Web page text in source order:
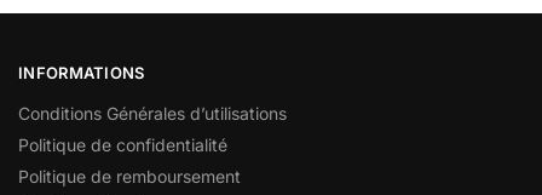
INFORMATIONS
Conditions Générales d’utilisations
Politique de confidentialité
Politique de remboursement